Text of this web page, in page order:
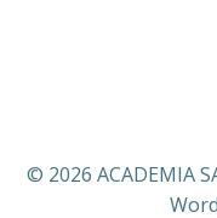
© 2026 ACADEMIA